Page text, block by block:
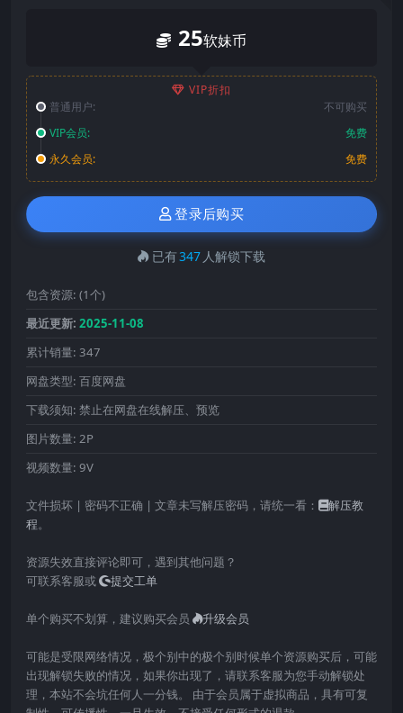
25软妹币
VIP折扣
普通用户:
不可购买
VIP会员:
免费
永久会员:
免费
登录后购买
已有347 人解锁下载
包含资源: (1个)
最近更新: 2025-11-08
累计销量: 347
网盘类型: 百度网盘
下载须知: 禁止在网盘在线解压、预览
图片数量: 2P
视频数量: 9V
文件损坏 | 密码不正确 | 文章未写解压密码，请统一看：
解压教
程。
资源失效直接评论即可，遇到其他问题？
可联系客服或
提交工单
单个购买不划算，建议购买会员 升级会员
可能是受限网络情况，极个别中的极个别时候单个资源购买后，可能
出现解锁失败的情况，如果你出现了，请联系客服为您手动解锁处
理，本站不会坑任何人一分钱。 由于会员属于虚拟商品，具有可复